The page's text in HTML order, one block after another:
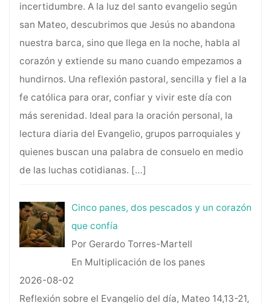
incertidumbre. A la luz del santo evangelio según
san Mateo, descubrimos que Jesús no abandona
nuestra barca, sino que llega en la noche, habla al
corazón y extiende su mano cuando empezamos a
hundirnos. Una reflexión pastoral, sencilla y fiel a la
fe católica para orar, confiar y vivir este día con
más serenidad. Ideal para la oración personal, la
lectura diaria del Evangelio, grupos parroquiales y
quienes buscan una palabra de consuelo en medio
de las luchas cotidianas. […]
Cinco panes, dos pescados y un corazón
que confía
Por Gerardo Torres-Martell
En Multiplicación de los panes
2026-08-02
Reflexión sobre el Evangelio del día, Mateo 14,13-21,